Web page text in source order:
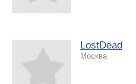
LostDead
Москва